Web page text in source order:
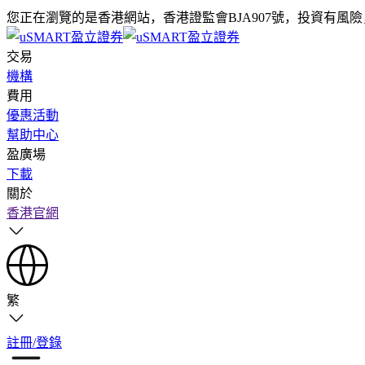
您正在瀏覽的是香港網站，香港證監會BJA907號，投資有風
交易
機構
費用
優惠活動
幫助中心
盈廣場
下載
關於
香港官網
繁
註冊/登錄